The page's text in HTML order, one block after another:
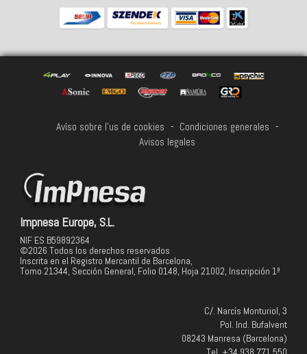
Avíso sobre l'us de cookies - Condiciones generales -
Avisos legales
Impnesa Europe, S.L.
NIF ES B59892364
©2026 Todos los derechos reservados
Inscrita en el Registro Mercantil de Barcelona,
Tomo 21344, Sección General, Folio 0148, Hoja 21002, Inscripción 1ª
C/. Narcís Monturiol, 3
Pol. Ind. Bufalvent
08243 Manresa (Barcelona)